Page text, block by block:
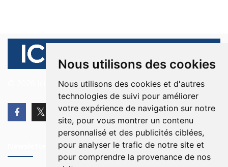
Nous utilisons des cookies
Nous utilisons des cookies et d'autres
technologies de suivi pour améliorer
votre expérience de navigation sur notre
site, pour vous montrer un contenu
personnalisé et des publicités ciblées,
pour analyser le trafic de notre site et
pour comprendre la provenance de nos
© 2026 Ici Beyrouth. Tous les droits sont réservés.